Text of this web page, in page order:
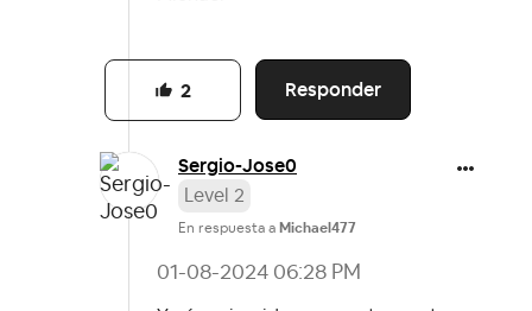
Responder
2
Sergio-Jose0
Level 2
En respuesta a Michael477
‎01-08-2024 06:28 PM